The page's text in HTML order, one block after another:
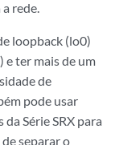
rede.
loopback (lo0)
e ter mais de um
de
pode usar
Série SRX para
separar o